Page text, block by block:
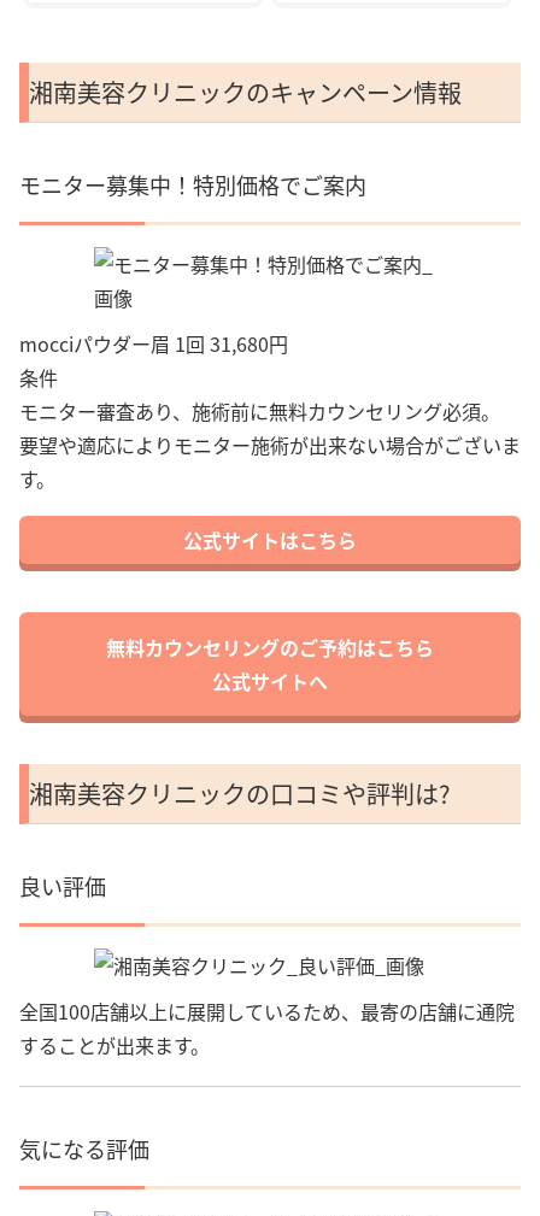
湘南美容クリニックのキャンペーン情報
モニター募集中！特別価格でご案内
mocciパウダー眉 1回 31,680円
条件
モニター審査あり、施術前に無料カウンセリング必須。
要望や適応によりモニター施術が出来ない場合がございま
す。
公式サイトはこちら
無料カウンセリングのご予約はこちら
公式サイトへ
湘南美容クリニックの口コミや評判は?
良い評価
全国100店舗以上に展開しているため、最寄の店舗に通院
することが出来ます。
気になる評価